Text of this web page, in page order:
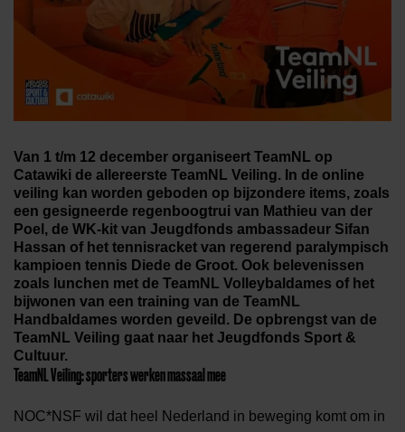
Van 1 t/m 12 december organiseert TeamNL op
Catawiki de allereerste TeamNL Veiling. In de online
veiling kan worden geboden op bijzondere items, zoals
een gesigneerde regenboogtrui van Mathieu van der
Poel, de WK-kit van Jeugdfonds ambassadeur Sifan
Hassan of het tennisracket van regerend paralympisch
kampioen tennis Diede de Groot. Ook belevenissen
zoals lunchen met de TeamNL Volleybaldames of het
bijwonen van een training van de TeamNL
Handbaldames worden geveild. De opbrengst van de
TeamNL Veiling gaat naar het Jeugdfonds Sport &
Cultuur.
TeamNL Veiling: sporters werken massaal mee
NOC*NSF wil dat heel Nederland in beweging komt om in